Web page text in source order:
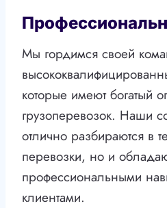
Мы гордимся своей
которые имеют богатый
грузоперевозок. Наши
отлично разбираются в
перевозки, но и
профессиональными
клиентами.